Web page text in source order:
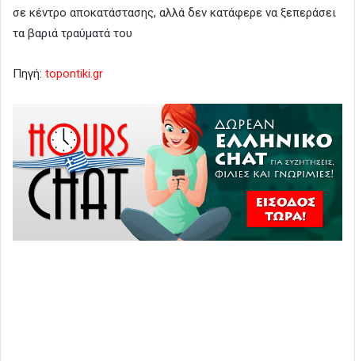
σε κέντρο αποκατάστασης, αλλά δεν κατάφερε να ξεπεράσει
τα βαριά τραύματά του
Πηγή: topontiki.gr